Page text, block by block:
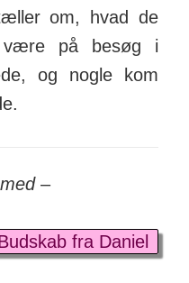
om, hvad de
være på besøg i
og nogle kom
–
fra Daniel